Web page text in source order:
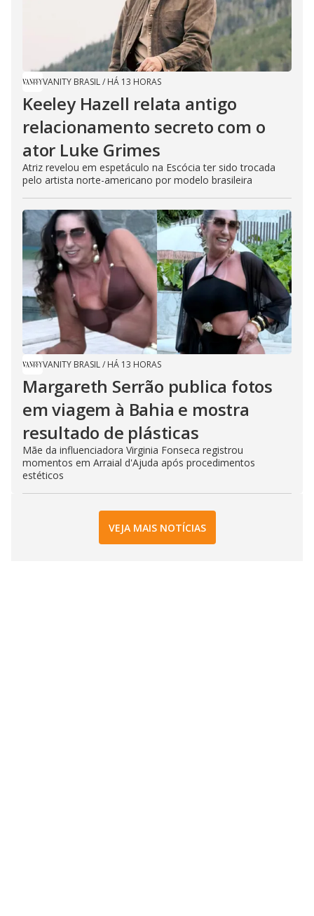
VANITY BRASIL/ HÁ 13 HORAS
Keeley Hazell relata antigo
relacionamento secreto com o
ator Luke Grimes
Atriz revelou em espetáculo na Escócia ter sido trocada
pelo artista norte-americano por modelo brasileira
VANITY BRASIL/ HÁ 13 HORAS
Margareth Serrão publica fotos
em viagem à Bahia e mostra
resultado de plásticas
Mãe da influenciadora Virginia Fonseca registrou
momentos em Arraial d'Ajuda após procedimentos
estéticos
VEJA MAIS NOTÍCIAS